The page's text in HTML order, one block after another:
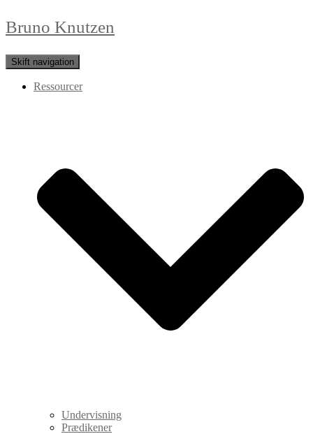
Bruno Knutzen
Skift navigation
Ressourcer
Undervisning
Prædikener